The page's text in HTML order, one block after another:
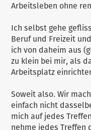
Arbeitsleben ohne
Ich selbst gehe
Beruf und Freizeit
ich von daheim aus
zu klein bei mir, als
Arbeitsplatz
Soweit also. Wir
einfach nicht
mich auf jedes
nehme jedes Treffen